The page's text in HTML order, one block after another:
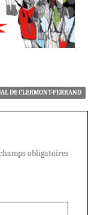
DE CLERMONT-FERRAND
obligatoires